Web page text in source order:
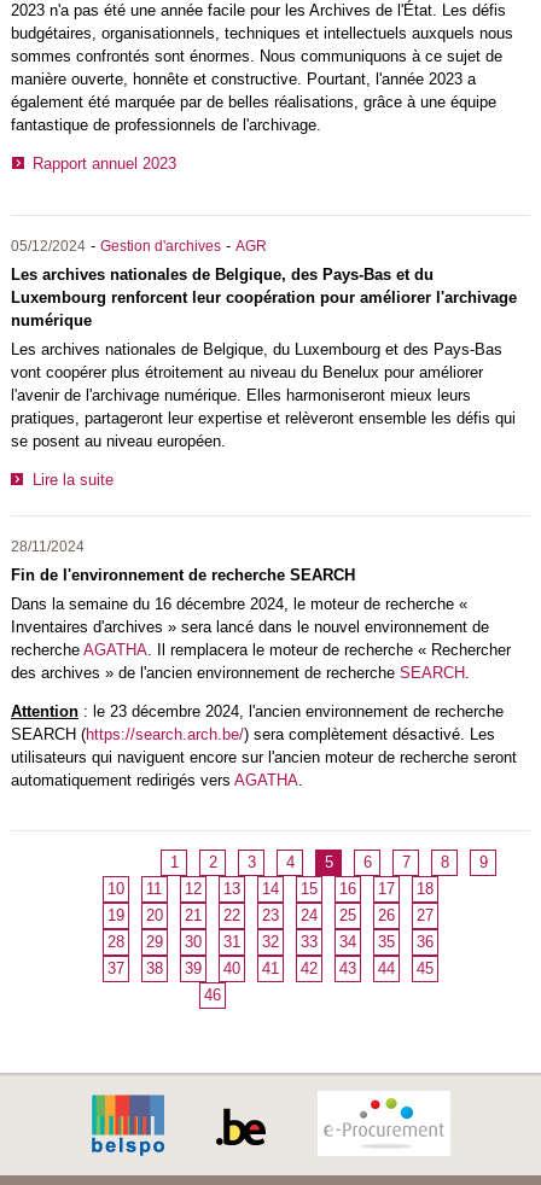
2023 n'a pas été une année facile pour les Archives de l'État. Les défis
budgétaires, organisationnels, techniques et intellectuels auxquels nous
sommes confrontés sont énormes. Nous communiquons à ce sujet de
manière ouverte, honnête et constructive. Pourtant, l'année 2023 a
également été marquée par de belles réalisations, grâce à une équipe
fantastique de professionnels de l'archivage.
Rapport annuel 2023
05/12/2024- Gestion d'archives- AGR
Les archives nationales de Belgique, des Pays-Bas et du
Luxembourg renforcent leur coopération pour améliorer l'archivage
numérique
Les archives nationales de Belgique, du Luxembourg et des Pays-Bas
vont coopérer plus étroitement au niveau du Benelux pour améliorer
l'avenir de l'archivage numérique. Elles harmoniseront mieux leurs
pratiques, partageront leur expertise et relèveront ensemble les défis qui
se posent au niveau européen.
Lire la suite
28/11/2024
Fin de l'environnement de recherche SEARCH
Dans la semaine du 16 décembre 2024, le moteur de recherche «
Inventaires d'archives » sera lancé dans le nouvel environnement de
recherche AGATHA. Il remplacera le moteur de recherche « Rechercher
des archives » de l'ancien environnement de recherche SEARCH
Attention: le 23 décembre 2024, l'ancien environnement de recherche
SEARCH (https://search.arch.be/) sera complètement désactivé. Les
utilisateurs qui naviguent encore sur l'ancien moteur de recherche seront
automatiquement redirigés vers AGATHA.
1 2 3 4 5 6 7 8
9
10
11 12 13 14 15 16 17
18
19
20 21 22 23 24 25 26
27
28
29 30 31 32 33 34 35
36
37
38 39 40 41 42 43 44
45
46